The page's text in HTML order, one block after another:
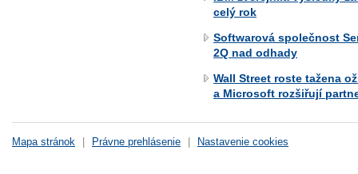
celý rok
Softwarová společnost
2Q nad odhady
Wall Street roste tažena
a Microsoft rozšiřují
Mapa stránok | Právne prehlásenie | Nastavenie cookies